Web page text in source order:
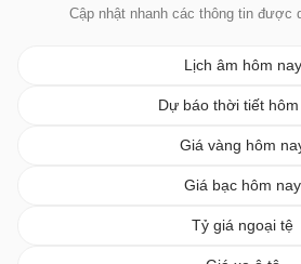
Cập nhật nhanh các thông tin được
Lịch âm hôm nay
Dự báo thời tiết
Giá vàng hôm
Giá bạc hôm nay
Tỷ giá ngoại tệ